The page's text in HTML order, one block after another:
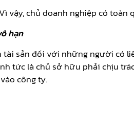
vậy, chủ doanh nghiệp có
hạn
sản đối với những người có
tức là chủ sở hữu phải chịu
công ty.